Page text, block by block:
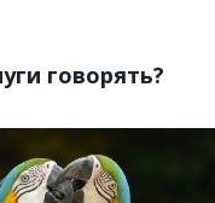
говорять?